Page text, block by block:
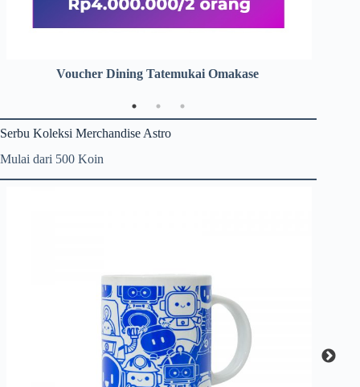
Voucher Dining Tatemukai Omakase
Serbu Koleksi Merchandise Astro
Mulai dari 500 Koin